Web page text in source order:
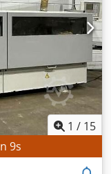
1 / 15
7s